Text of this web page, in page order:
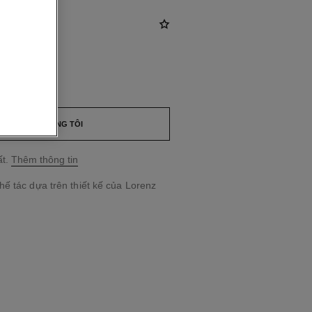
LIÊN HỆ CHÚNG TÔI
Thêm thông tin
tác dựa trên thiết kế của Lorenz